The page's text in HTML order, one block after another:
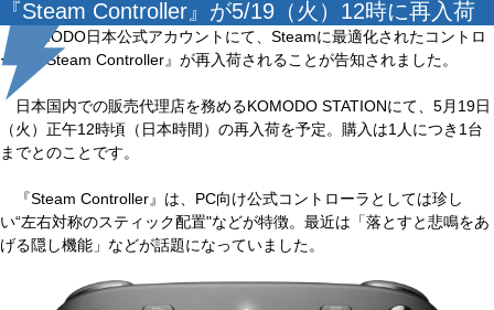
『Steam Controller』が5/19（火）12時に再入荷
KOMODO日本公式アカウントにて、Steamに最適化されたコントロ
ーラ『Steam Controller』が再入荷されることが告知されました。
日本国内での販売代理店を務めるKOMODO STATIONにて、5月19日
（火）正午12時頃（日本時間）の再入荷を予定。購入は1人につき1台
までとのことです。
『Steam Controller』は、PC向け公式コントローラとしては珍し
い“左右対称のスティック配置"などが特徴。最近は「落とすと悲鳴をあ
げる隠し機能」などが話題になっていました。